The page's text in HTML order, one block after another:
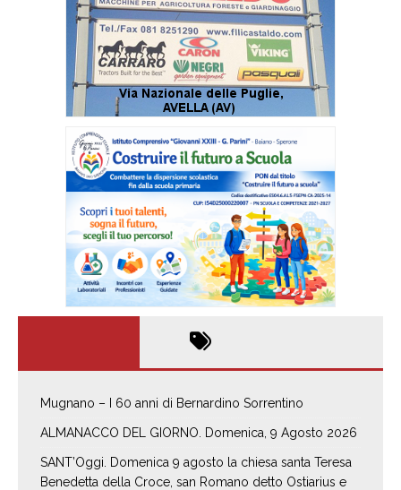
Mugnano – I 60 anni di Bernardino Sorrentino
ALMANACCO DEL GIORNO. Domenica, 9 Agosto 2026
SANT’Oggi. Domenica 9 agosto la chiesa santa Teresa
Benedetta della Croce, san Romano detto Ostiarius e